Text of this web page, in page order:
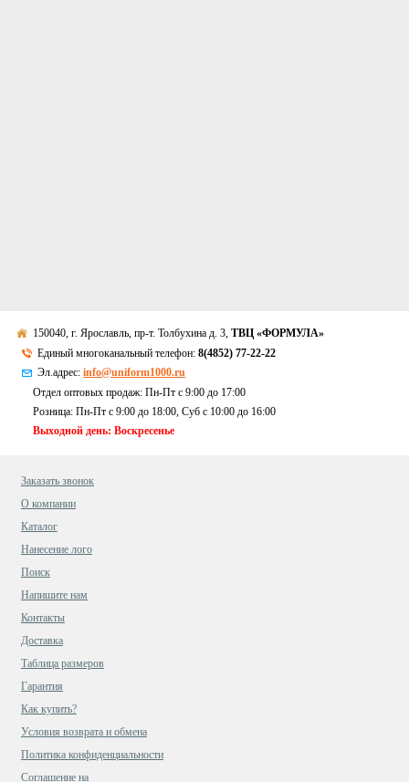
150040, г. Ярославль, пр-т. Толбухина д. 3,ТВЦ «ФОРМУЛА»
Единый многоканальный телефон:8(4852) 77-22-22
Эл.адрес:info@uniform1000.ru
Отдел оптовых продаж: Пн-Пт с 9:00 до 17:00
Розница: Пн-Пт с 9:00 до 18:00, Суб c 10:00 до 16:00
Выходной день: Воскресенье
Заказать звонок
О компании
Каталог
Нанесение лого
Поиск
Напишите нам
Контакты
Доставка
Таблица размеров
Гарантия
Как купить?
Условия возврата и обмена
Политика конфиденциальности
Cоглашение на